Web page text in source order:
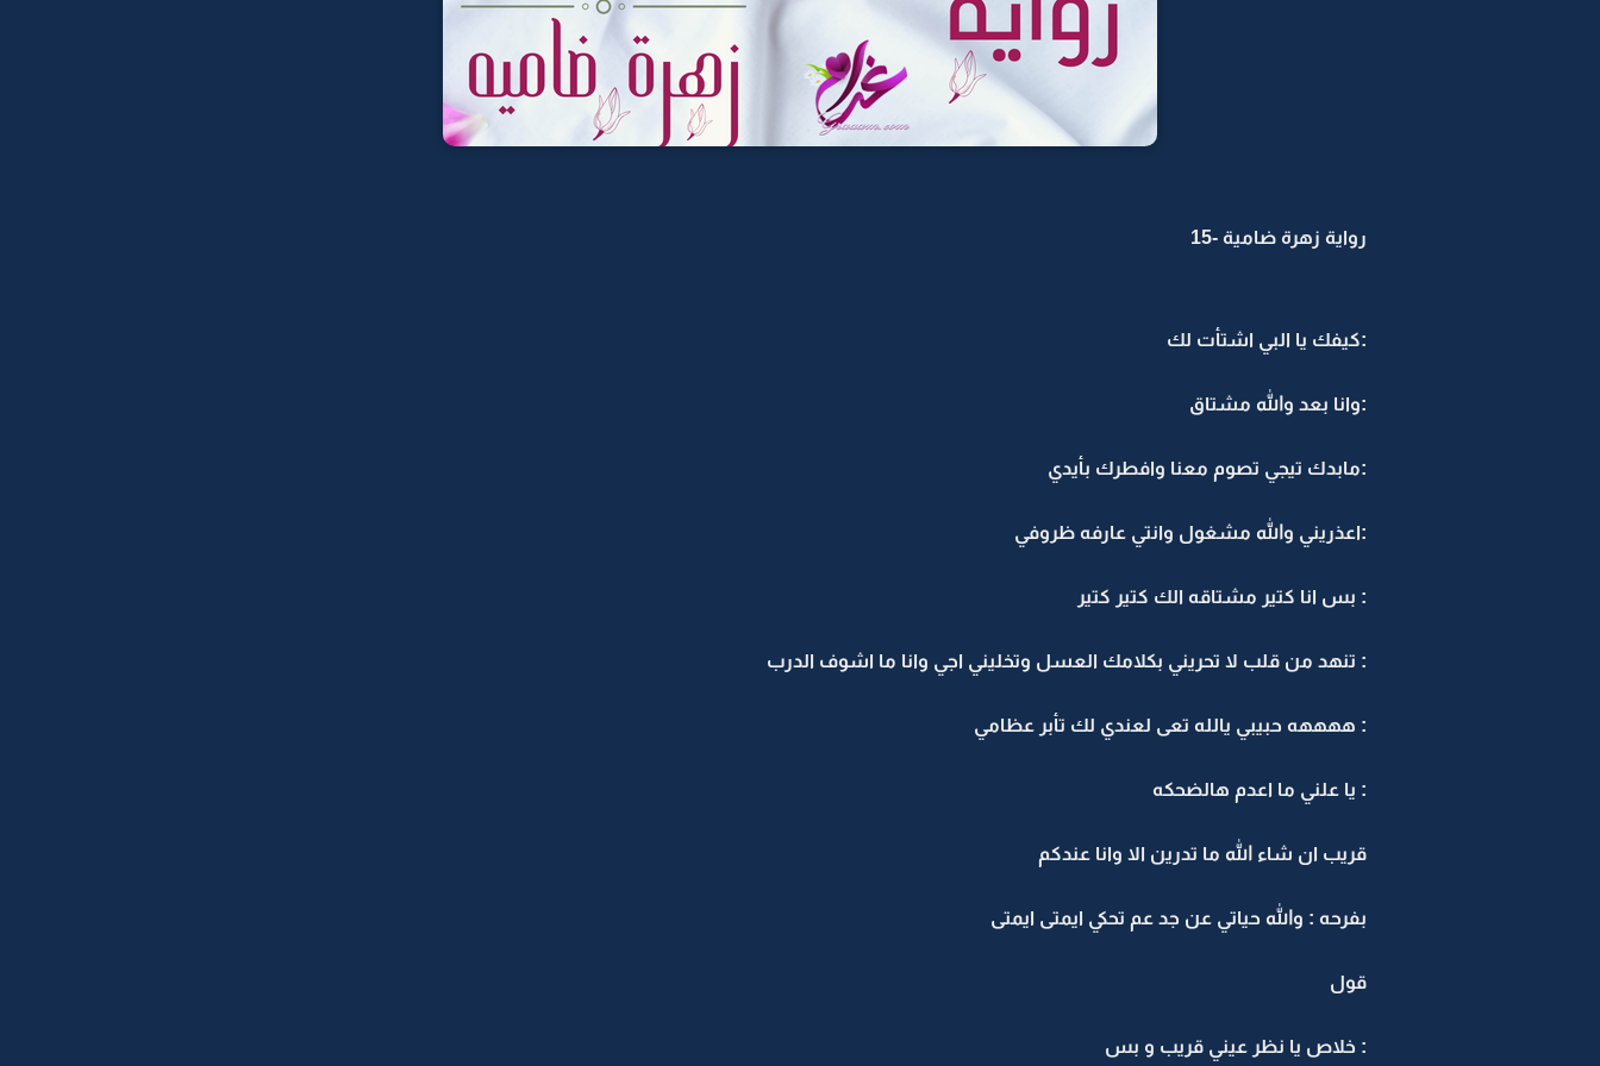
رواية زهرة ضامية -15
:كيفك يا البي اشتأت لك
:وانا بعد والله مشتاق
:مابدك تيجي تصوم معنا وافطرك بأيدي
:اعذريني والله مشغول وانتي عارفه ظروفي
: بس انا كتير مشتاقه الك كتير كتير
: تنهد من قلب لا تحريني بكلامك العسل وتخليني اجي وانا ما اشوف الدرب
: ههههه حبيبي يالله تعى لعندي لك تأبر عظامي
: يا علني ما اعدم هالضحكه
قريب ان شاء الله ما تدرين الا وانا عندكم
بفرحه : والله حياتي عن جد عم تحكي ايمتى ايمتى
قول
: خلاص يا نظر عيني قريب و بس